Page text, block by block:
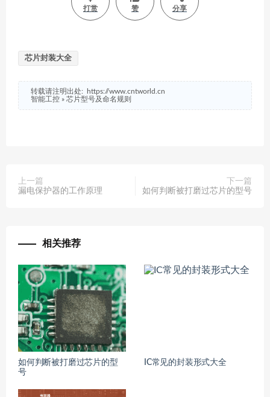
打赏 赞 分享
芯片封装大全
转载请注明出处:
https://www.cntworld.cn
智能工控 » 芯片型号及命名规则
上一篇
漏电保护器的工作原理
下一篇
如何判断被打磨过芯片的型号
相关推荐
如何判断被打磨过芯片的型
号
IC常见的封装形式大全